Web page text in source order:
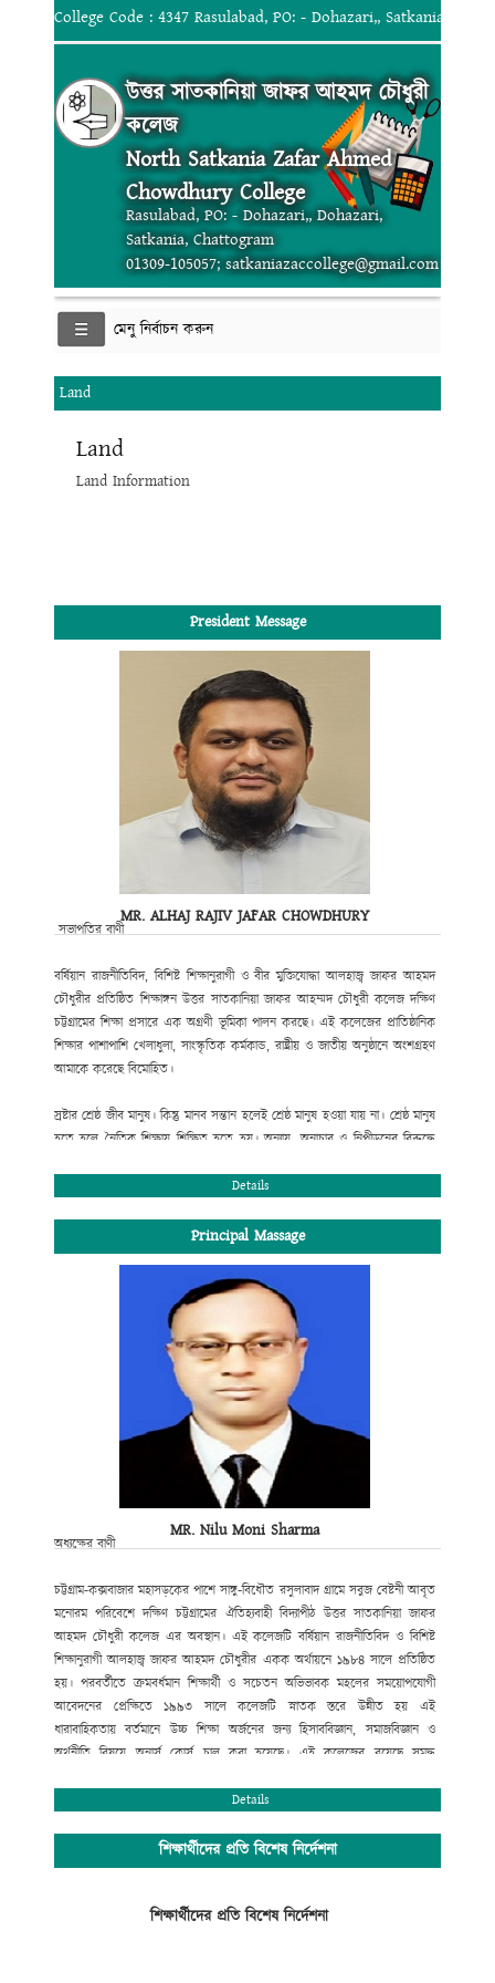
College Code : 4347 Rasulabad, PO: - Dohazari,, Satkania,
উত্তর সাতকানিয়া জাফর আহমদ চৌধুরী
কলেজ
North Satkania Zafar Ahmed
Chowdhury College
Rasulabad, PO: - Dohazari,, Dohazari,
Satkania, Chattogram
01309-105057; satkaniazaccollege@gmail.com
মেনু নির্বাচন করুন
Land
Land
Land Information
President Message
MR. ALHAJ RAJIV JAFAR CHOWDHURY
সভাপতির বাণী
বর্ষিয়ান রাজনীতিবিদ, বিশিষ্ট শিক্ষানুরাগী ও বীর মুক্তিযোদ্ধা আলহাজ্ব জাফর আহমদ
চৌধুরীর প্রতিষ্ঠিত শিক্ষাঙ্গন উত্তর সাতকানিয়া জাফর আহম্মদ চৌধুরী কলেজ দক্ষিণ
চট্টগ্রামের শিক্ষা প্রসারে এক অগ্রণী ভূমিকা পালন করছে। এই কলেজের প্রাতিষ্ঠানিক
শিক্ষার পাশাপাশি খেলাধুলা, সাংস্কৃতিক কর্মকান্ড, রাষ্ট্রীয় ও জাতীয় অনুষ্ঠানে অংশগ্রহণ
আমাকে করেছে বিমোহিত।
স্রষ্টার শ্রেষ্ঠ জীব মানুষ। কিন্তু মানব সন্তান হলেই শ্রেষ্ঠ মানুষ হওয়া যায় না। শ্রেষ্ঠ মানুষ
হতে হলে নৈতিক শিক্ষায় শিক্ষিত হতে হয়। অন্যায়, অনাচার ও নিপীড়নের বিরুদ্ধে
শিক্ষার্থী হিসেবে তোমার দায়িত্ব হচ্ছে পাঠ্যসূচিভুক্ত পাঠ্যক্রম শিক্ষার সাথে সাথে পরিপূর্ণ
শিক্ষার শুরুতে লেখাপড়ার ব্যাপারে তোমার একটি সঠিক পরিকল্পনা প্রয়োজন।
শিক্ষাপঞ্জি এক্ষেত্রে তোমাকে গুরুত্বপূর্ণ পথ নিদের্শনা দিবে।
জনাব আলহ্বাজ রাজীব জাফর চৌধুরী
Details
Principal Massage
MR. Nilu Moni Sharma
অধ্যক্ষের বাণী
চট্টগ্রাম-কক্সবাজার মহাসড়কের পাশে সাঙ্গু-বিধৌত রসুলাবাদ গ্রামে সবুজ বেষ্টনী আবৃত
মনোরম পরিবেশে দক্ষিণ চট্টগ্রামের ঐতিহ্যবাহী বিদ্যাপীঠ উত্তর সাতকানিয়া জাফর
আহমদ চৌধুরী কলেজ এর অবস্থান। এই কলেজটি বর্ষিয়ান রাজনীতিবিদ ও বিশিষ্ট
শিক্ষানুরাগী আলহাজ্ব জাফর আহমদ চৌধুরীর একক অর্থায়নে ১৯৮৪ সালে প্রতিষ্ঠিত
হয়। পরবর্তীতে ক্রমবর্ধমান শিক্ষার্থী ও সচেতন অভিভাবক মহলের সময়োপযোগী
আবেদনের প্রেক্ষিতে ১৯৯৩ সালে কলেজটি স্নাতক স্তরে উন্নীত হয় এই
ধারাবাহিকতায় বর্তমানে উচ্চ শিক্ষা অর্জনের জন্য হিসাববিজ্ঞান, সমাজবিজ্ঞান ও
অর্থনীতি বিষয়ে অনার্স কোর্স চালু করা হয়েছে। এই কলেজের রয়েছে সমৃদ্ধ
কর্তৃক বাস্তবায়িত “শেখ রাসেল ডিজিটাল ল্যাব”।
সহশিক্ষা কার্যক্রম সুচারুভাবে পরিচালনার জন্য রয়েছে একঝাঁক সুযোগ্য, দক্ষ ও
অভিজ্ঞ শিক্ষকমন্ডলী। উত্তর সাতকানিয়া জাফর আহমদ চৌধুরী কলেজ একাদশ-দ্বাদশ
অনুসরণ করে সঠিক ব্যবস্থাপনায় শিক্ষাজীবন পরিচালনা করতে পারে এবং আধুনিক ও
Details
শিক্ষার্থীদের প্রতি বিশেষ নির্দেশনা
শিক্ষার্থীদের প্রতি বিশেষ নির্দেশনা